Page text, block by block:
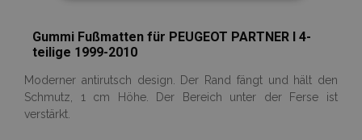
Gummi Fußmatten für PEUGEOT PARTNER I 4-
teilige 1999-2010
Moderner antirutsch design. Der Rand fängt und hält den
Schmutz, 1 cm Höhe. Der Bereich unter der Ferse ist
verstärkt.
FUNKTIONALITÄT